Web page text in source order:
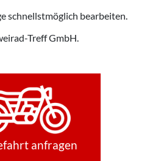
schnellstmöglich bearbeiten.
Treff GmbH.
anfragen